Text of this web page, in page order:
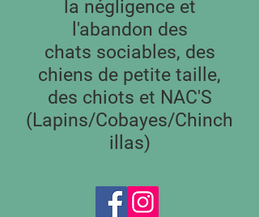
la négligence et
l'abandon des
chats sociables, des
chiens de petite taille,
des chiots et NAC'S
(Lapins/Cobayes/Chinch
illas)